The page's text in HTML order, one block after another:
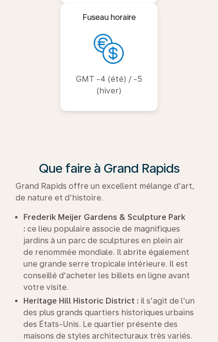
Fuseau horaire
GMT -4 (été) / -5
(hiver)
Que faire à Grand Rapids
Grand Rapids offre un excellent mélange d'art,
de nature et d'histoire.
Frederik Meijer Gardens & Sculpture Park
: ce lieu populaire associe de magnifiques
jardins à un parc de sculptures en plein air
de renommée mondiale. Il abrite également
une grande serre tropicale intérieure. Il est
conseillé d'acheter les billets en ligne avant
votre visite.
Heritage Hill Historic District : il s'agit de l'un
des plus grands quartiers historiques urbains
des États-Unis. Le quartier présente des
maisons de styles architecturaux très variés.